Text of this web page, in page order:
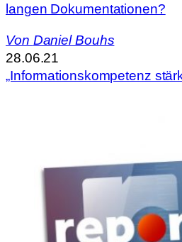
langen Dokumentationen?
Von Daniel Bouhs
28.06.21
„Informationskompetenz